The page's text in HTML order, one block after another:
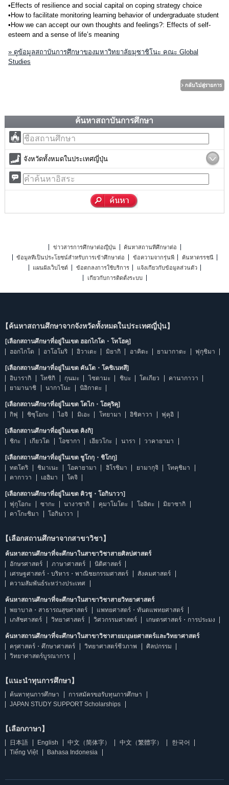
•Effects of resilience and social capital on coping strategy choice
•How to facilitate monitoring learning behavior of undergraduate student
•How we can accept our own thoughts and feelings?: Effects of self-
esteem and a sense of life’s meaning
» ดูข้อมูลสถาบันการศึกษาของมหาวิทยาลัยมุซาชิโนะ คณะ Global
Studies
ค้นหาสถาบันการศึกษา
จังหวัดทั้งหมดในประเทศญี่ปุ่น
ข่าวสารการศึกษาต่อญี่ปุ่น
ค้นหาสถานที่ศึกษาต่อ
ข้อมูลที่เป็นประโยชน์สำหรับการเข้าศึกษาต่อ
ข้อความจากรุ่นพี่
ค้นหาดรรชนี
แผนผังเว็บไซต์
ข้อตกลงการใช้บริการ
แจ้งเกี่ยวกับข้อมูลส่วนตัว
เกี่ยวกับการติดตั้งระบบ
【ค้นหาสถานศึกษาจากจังหวัดทั้งหมดในประเทศญี่ปุ่น】
[เลือกสถานศึกษาที่อยู่ในเขต ฮอกไกโด・โทโฮคุ]
ฮอกไกโด
อาโอโมริ อิวาเตะ มิยากิ อาคิตะ ยามากาตะ ฟุกุชิมา
[เลือกสถานศึกษาที่อยู่ในเขต คันโต・โคชิเนทสึ]
อิบารากิ
โทชิกิ กุนมะ ไซตามะ ชิบะ โตเกียว
คานากาวา
ยามานาชิ
นากาโนะ นิอิกาตะ
[เลือกสถานศึกษาที่อยู่ในเขต โตไก・โฮคุริคุ]
กิฟุ
ชิซุโอกะ ไอจิ มิเอะ โทยามา อิชิคาวา ฟุคุอิ
[เลือกสถานศึกษาที่อยู่ในเขต คิงกิ]
ชิกะ
เกียวโต โอซากา เฮียวโกะ นารา วาคายามา
[เลือกสถานศึกษาที่อยู่ในเขต ชูโกกุ・ชิโกกุ]
ทตโตริ
ชิมาเนะ โอคายามา ฮิโรชิมา ยามากุจิ
โทคุชิมา
คากาวา
เอฮิมา โคจิ
[เลือกสถานศึกษาที่อยู่ในเขต คิวชู・โอกินาวา]
ฟุกุโอกะ
ซากะ นางาซากิ คุมาโมโตะ โออิตะ
มิยาซากิ
คาโกะชิมา
โอกินาวา
【เลือกสถานศึกษาจากสาขาวิชา】
ค้นหาสถานศึกษาที่จะศึกษาในสาขาวิชาสายศิลปศาสตร์
อักษรศาสตร์
ภาษาศาสตร์
นิติศาสตร์
เศรษฐศาสตร์・บริหาร・พาณิชยกรรมศาสตร์
สังคมศาสตร์
ความสัมพันธ์ระหว่างประเทศ
ค้นหาสถานศึกษาที่จะศึกษาในสาขาวิชาสายวิทยาศาสตร์
พยาบาล・สาธารณสุขศาสตร์
แพทยศาสตร์・ทันตแพทยศาสตร์
เภสัชศาสตร์
วิทยาศาสตร์ วิศวกรรมศาสตร์ เกษตรศาสตร์・การประมง
ค้นหาสถานศึกษาที่จะศึกษาในสาขาวิชาสายมนุษยศาสตร์และวิทยาศาสตร์
ครุศาสตร์・ศึกษาศาสตร์
วิทยาศาสตร์ชีวภาพ
ศิลปกรรม
วิทยาศาสตร์บูรณาการ
【แนะนำทุนการศึกษา】
ค้นหาทุนการศึกษา
การสมัครขอรับทุนการศึกษา
JAPAN STUDY SUPPORT Scholarships
【เลือกภาษา】
日本語 English 中文（简体字） 中文（繁體字）
한국어
Tiếng Việt
Bahasa Indonesia